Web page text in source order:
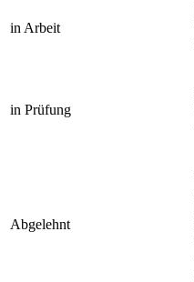
in Arbeit
in Prüfung
Abgelehnt